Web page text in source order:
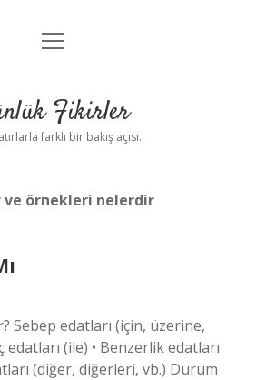
Anasayfa
Yasal Uyarı
menüyü
Fikirler
farklı bir bakış açısı.
ve örnekleri nelerdir
Sebep edatları (için, üzerine,
edatları (ile) • Benzerlik edatları
(diğer, diğerleri, vb.) Durum